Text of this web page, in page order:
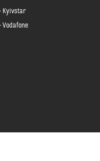
Kyivstar
Vodafone